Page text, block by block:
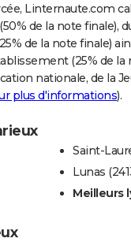
Linternaute.com
de la note finale),
de la note finale)
(25% de la
nationale, de la
plus d'informations).
Saint-
Lunas
Meilleurs